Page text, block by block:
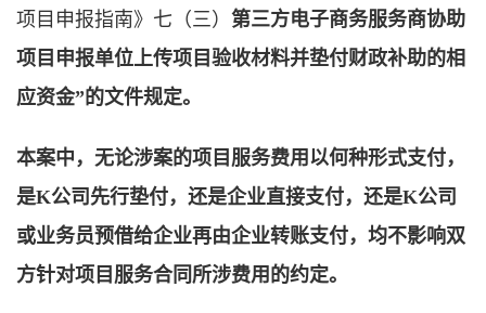
项目申报指南》七（三） 第三方电子商务服务商协助
项目申报单位上传项目验收材料并垫付财政补助的相
应资金”的文件规定。
本案中，无论涉案的项目服务费用以何种形式支付，
是K公司先行垫付，还是企业直接支付，还是K公司
或业务员预借给企业再由企业转账支付，均不影响双
方针对项目服务合同所涉费用的约定。